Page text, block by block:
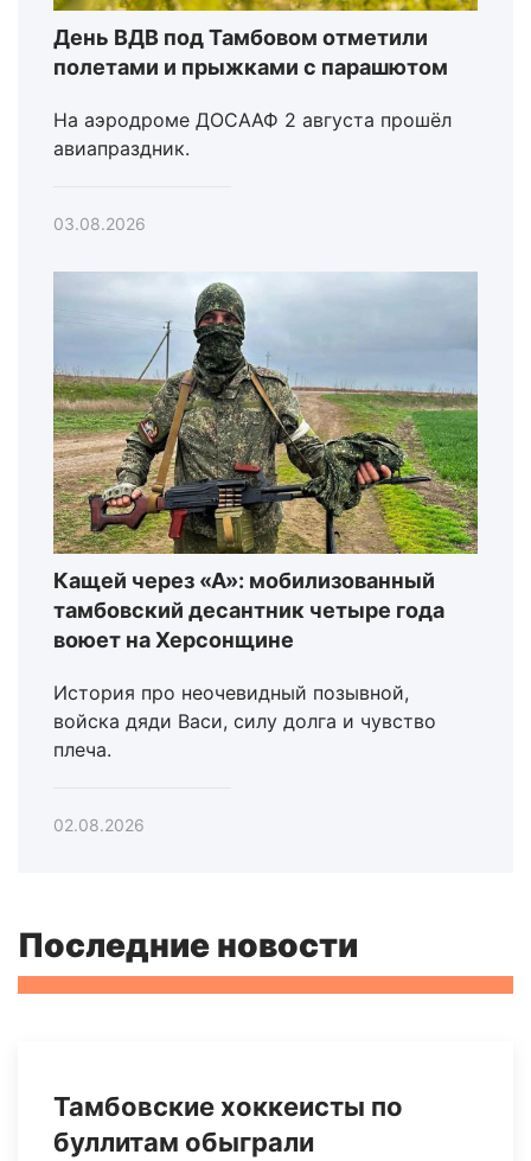
День ВДВ под Тамбовом отметили
полетами и прыжками с парашютом
На аэродроме ДОСААФ 2 августа прошёл
авиапраздник.
03.08.2026
Кащей через «А»: мобилизованный
тамбовский десантник четыре года
воюет на Херсонщине
История про неочевидный позывной,
войска дяди Васи, силу долга и чувство
плеча.
02.08.2026
Последние новости
Тамбовские хоккеисты по
буллитам обыграли